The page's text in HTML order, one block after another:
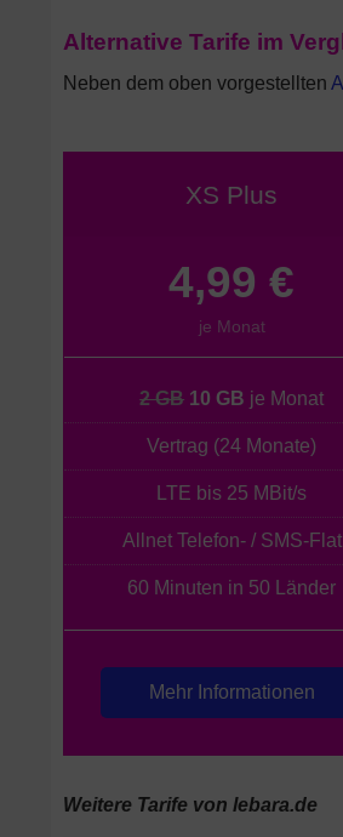
Alternative Tarife im
Neben dem oben vorgestellten
XS Plus
4,99 €
je Monat
2 GB 10 GB je Monat
Vertrag (24 Monate)
LTE bis 25 MBit/s
Allnet Telefon- / SMS-Flat
60 Minuten in 50 Länder
Mehr Informationen
Weitere Tarife von lebara.de